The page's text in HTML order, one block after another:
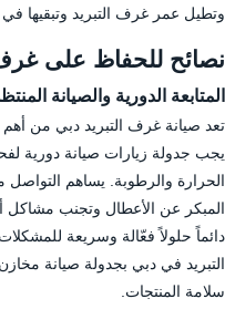
وتطيل عمر غرف التبريد وتبقيها في
نصائح للحفاظ على غرف
المتابعة الدورية والصيانة
تعد صيانة غرف التبريد دبي من
يجب جدولة زيارات صيانة دورية
الحرارة والرطوبة. يساهم
المبكر عن الأعطال وتجنب مشاكل
دائماً حلولاً فعّالة وسريعة
التبريد في دبي بجدولة صيانة
سلامة المنتجات.